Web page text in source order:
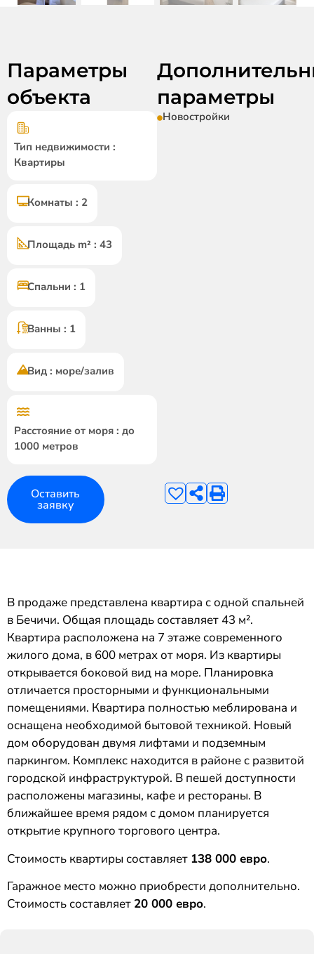
Параметры
объекта
Тип недвижимости :
Квартиры
Комнаты : 2
Площадь m² : 43
Спальни : 1
Ванны : 1
Вид : море/залив
Расстояние от моря : до
1000 метров
параметры
Новостройки
Оставить
заявку
В продаже представлена квартира с одной спальней
в Бечичи. Общая площадь составляет 43 м².
Квартира расположена на 7 этаже современного
жилого дома, в 600 метрах от моря. Из квартиры
открывается боковой вид на море. Планировка
отличается просторными и функциональными
помещениями. Квартира полностью меблирована и
оснащена необходимой бытовой техникой. Новый
дом оборудован двумя лифтами и подземным
паркингом. Комплекс находится в районе с развитой
городской инфраструктурой. В пешей доступности
расположены магазины, кафе и рестораны. В
ближайшее время рядом с домом планируется
открытие крупного торгового центра.
Стоимость квартиры составляет 138 000 евро.
Гаражное место можно приобрести дополнительно.
Стоимость составляет 20 000 евро.